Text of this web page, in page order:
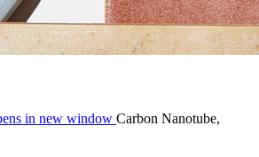
in new window Carbon Nanotube,